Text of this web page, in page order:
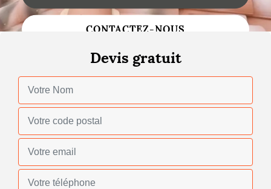
Changement de toiture
Gouttières
Réparation de toiture
CONTACTEZ-NOUS
Devis gratuit